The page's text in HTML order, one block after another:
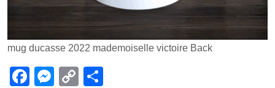
mug ducasse 2022 mademoiselle victoire Back
F
M
C